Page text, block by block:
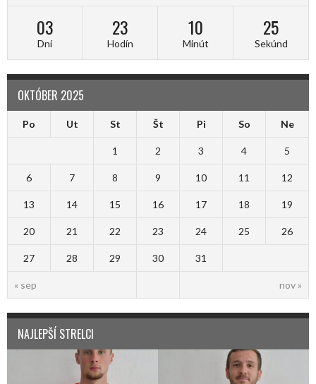
03
Dní
23
Hodín
10
Minút
25
Sekúnd
OKTÓBER 2025
Po Ut St Št Pi So Ne
« sep nov »
1 2 3 4 5
6 7 8 9 10 11 12
13 14 15 16 17 18 19
20 21 22 23 24 25 26
27 28 29 30 31
NAJLEPŠÍ STRELCI